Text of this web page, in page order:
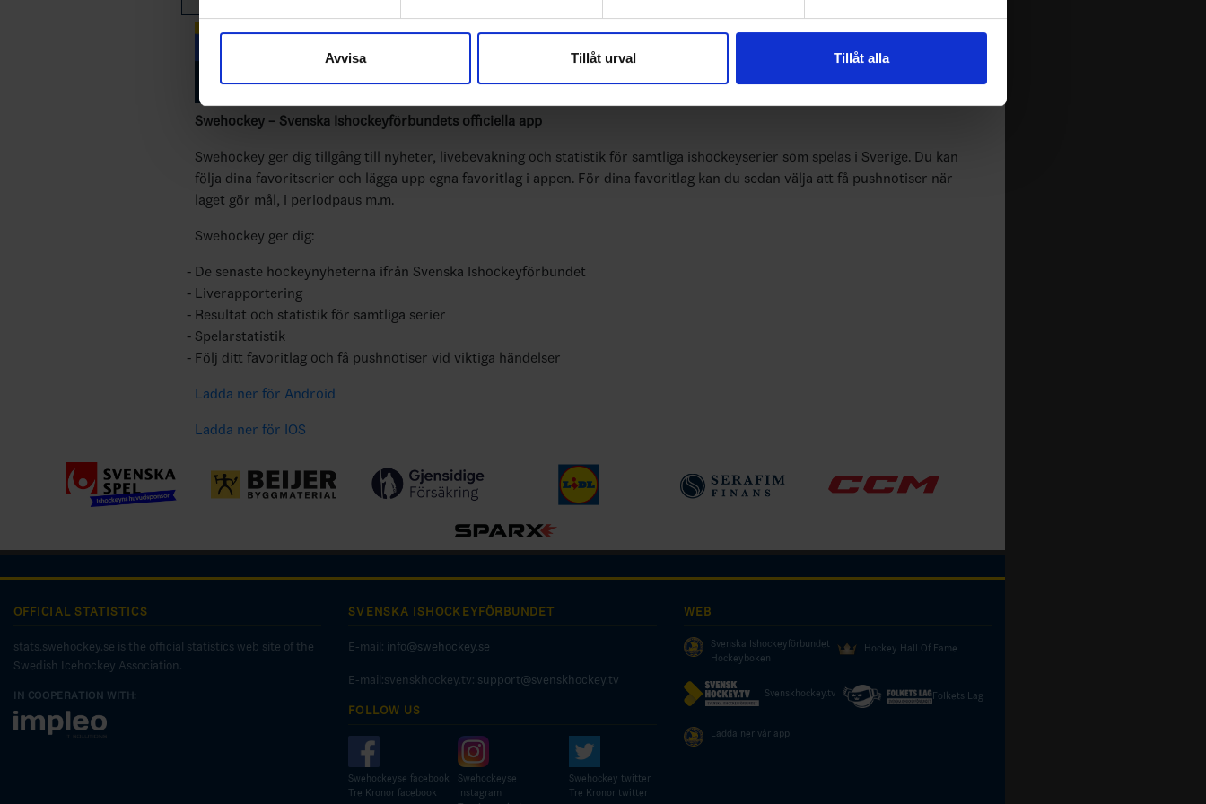
Vi använder enhetsidentifierare för att anpassa innehållet och annonserna till användarna, tillhandahålla funktioner för
sociala medier och analysera vår trafik. Vi vidarebefordrar även sådana identifierare och annan information från din enhet
till de sociala medier och annons- och analysföretag som vi samarbetar med. Dessa kan i sin tur kombinera informationen
med annan information som du har tillhandahållit eller som de har samlat in när du har använt deras tjänster.
Avvisa Tillåt urval Tillåt alla
Swehockey – Svenska Ishockeyförbundets officiella app
Swehockey ger dig tillgång till nyheter, livebevakning och statistik för samtliga ishockeyserier som spelas i Sverige. Du kan
följa dina favoritserier och lägga upp egna favoritlag i appen. För dina favoritlag kan du sedan välja att få pushnotiser när
laget gör mål, i periodpaus m.m.
Swehockey ger dig:
De senaste hockeynyheterna ifrån Svenska Ishockeyförbundet
Liverapportering
Resultat och statistik för samtliga serier
Spelarstatistik
Följ ditt favoritlag och få pushnotiser vid viktiga händelser
Ladda ner för Android
Ladda ner för IOS
OFFICIAL STATISTICS
stats.swehockey.se is the official statistics web site of the
Swedish Icehockey Association.
IN COOPERATION WITH:
SVENSKA ISHOCKEYFÖRBUNDET
E-mail: info@swehockey.se
E-mail:svenskhockey.tv: support@svenskhockey.tv
FOLLOW US
Swehockeyse facebook
Tre Kronor facebook
Swehockeyse
Instagram
Swehockey twitter
Tre Kronor twitter
WEB
Svenska Ishockeyförbundet
Hockeyboken
Hockey Hall Of Fame
Svenskhockey.tv Folkets Lag
Ladda ner vår app